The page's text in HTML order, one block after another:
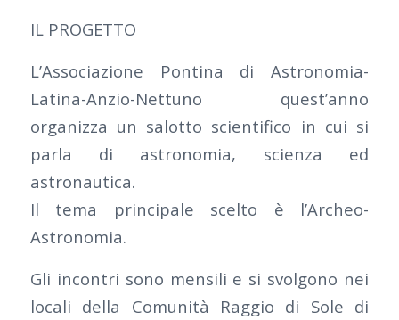
IL PROGETTO
L’Associazione Pontina di Astronomia-
Latina-Anzio-Nettuno quest’anno
organizza un salotto scientifico in cui si
parla di astronomia, scienza ed
astronautica.
Il tema principale scelto è l’Archeo-
Astronomia.
Gli incontri sono mensili e si svolgono nei
locali della Comunità Raggio di Sole di